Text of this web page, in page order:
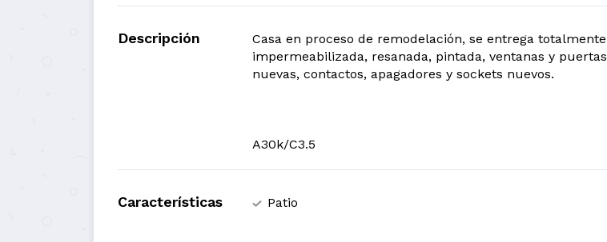
Descripción
Casa en proceso de remodelación, se entrega totalmente
impermeabilizada, resanada, pintada, ventanas y puertas
nuevas, contactos, apagadores y sockets nuevos.
A30k/C3.5
Características Patio